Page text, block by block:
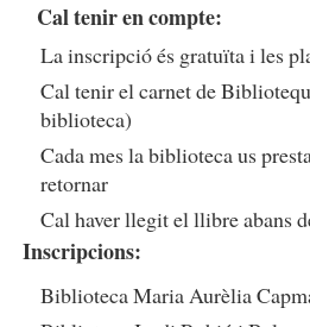
Cal tenir en compte:
La inscripció és gratuïta i les
Cal tenir el carnet de
biblioteca)
Cada mes la biblioteca us
retornar
Cal haver llegit el llibre abans
Inscripcions:
Biblioteca Maria Aurèlia